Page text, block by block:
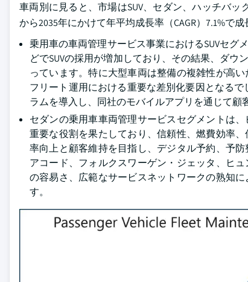
車両別に見ると、市場はSUV、セダン、ハッチバッ
から2035年にかけて年平均成長率（CAGR）7.1%で
乗用車の車両管理サービス事業におけるSUVセ
どでSUVの採用が増加しており、その結果、ダ
っています。特に大型車両は整備の複雑性が高
フリート運用における重要な差別化要因となるで
ラムを導入し、同社のモバイルアプリを通じて顧
セダンの乗用車車両管理サービスセグメントは
重要な役割を果たしており、信頼性、燃費効率
率向上と顧客維持を目指し、デジタル予約、予
アコード、フォルクスワーゲン・ジェッタ、ヒ
の容易さ、広範なサービスネットワークの熟知
す。